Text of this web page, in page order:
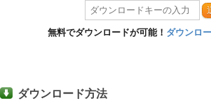
無料でダウンロードが可能！ ダウンロ
ダウンロード方法